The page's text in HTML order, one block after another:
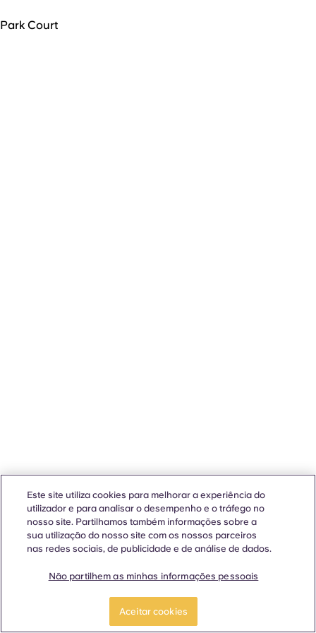
Park Court
Este site utiliza cookies para melhorar a experiência do
utilizador e para analisar o desempenho e o tráfego no
nosso site. Partilhamos também informações sobre a
sua utilização do nosso site com os nossos parceiros
nas redes sociais, de publicidade e de análise de dados.
Não partilhem as minhas informações pessoais
Aceitar cookies